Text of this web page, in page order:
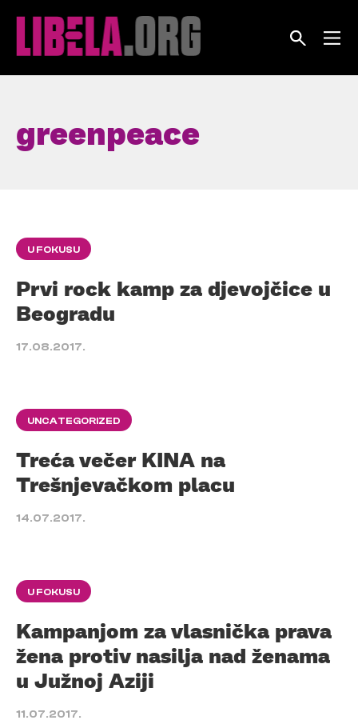
greenpeace
U FOKUSU
Prvi rock kamp za djevojčice u
Beogradu
17.08.2017.
UNCATEGORIZED
Treća večer KINA na
Trešnjevačkom placu
14.07.2017.
U FOKUSU
Kampanjom za vlasnička prava
žena protiv nasilja nad ženama
u Južnoj Aziji
11.07.2017.